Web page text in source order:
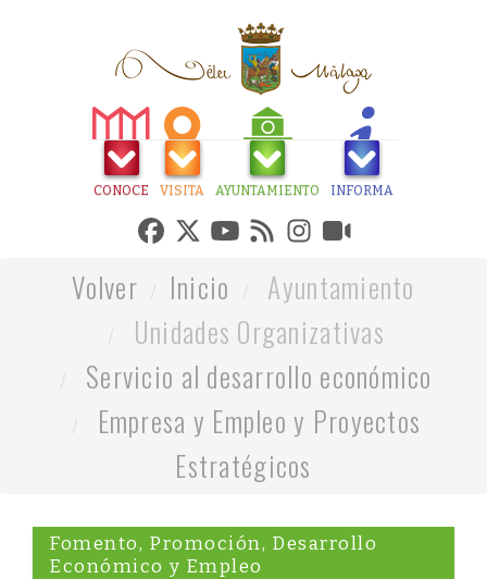
CONOCE VISITA AYUNTAMIENTO INFORMA
Volver Inicio
Ayuntamiento
Unidades Organizativas
Servicio al desarrollo económico
Empresa y Empleo y Proyectos
Estratégicos
Fomento, Promoción, Desarrollo
Económico y Empleo